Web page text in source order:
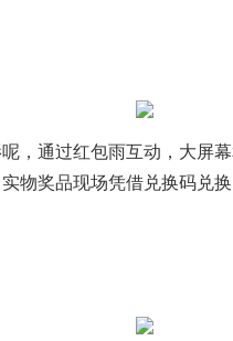
，通过红包雨互动，大屏
物奖品现场凭借兑换码兑